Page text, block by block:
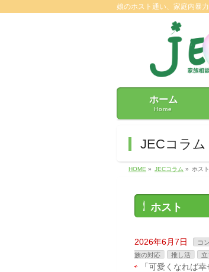
娘のホスト通い、家庭内暴
ホーム
Home
JECコラム
HOME » JECコラム » ホスト
ホスト
2026年6月7日 コ
族の対応
推し活 立
「可愛くなれば